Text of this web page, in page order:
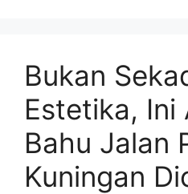
Bukan
Estetika, Ini
Bahu Jalan
Kuningan